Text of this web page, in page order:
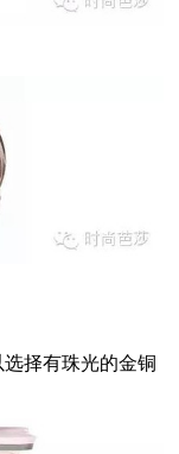
择有珠光的金铜